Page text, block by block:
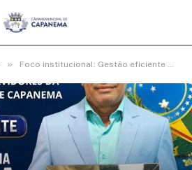
» Foco institucional: Gestão eficiente garante Selo Diamante de transparência à Câmara Municipal